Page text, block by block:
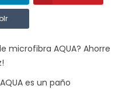
microfibra AQUA? Ahorre
es un paño